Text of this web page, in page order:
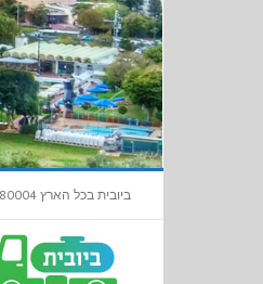
ביובית בכל הארץ 052-3780004